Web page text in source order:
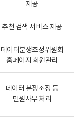
제공
추천 검색 서비스 제공
데이터분쟁조정위원회
홈페이지 회원관리
데이터 분쟁조정 등
민원사무 처리